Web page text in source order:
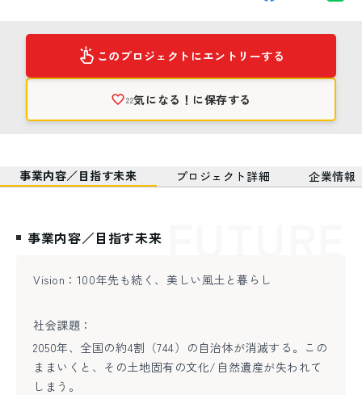
22気になる！ に保存する
このプロジェクトにエントリーする
事業内容／目指す未来 プロジェクト詳細 企業情報
事業内容／目指す未来
Vision：100年先も続く、美しい風土と暮らし
社会課題：
2050年、全国の約4割（744）の自治体が消滅する。この
ままいくと、その土地固有の文化/自然遺産が失われて
しまう。